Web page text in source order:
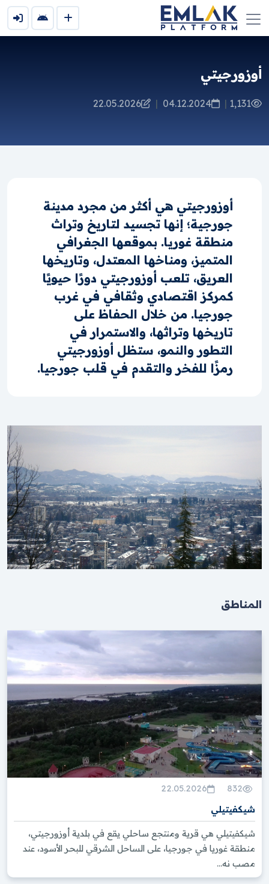
أوزورجيتي
1,131
|
04.12.2024
|
22.05.2026
أوزورجيتي هي أكثر من مجرد مدينة
جورجية؛ إنها تجسيد لتاريخ وتراث
منطقة غوريا. بموقعها الجغرافي
المتميز، ومناخها المعتدل، وتاريخها
العريق، تلعب أوزورجيتي دورًا حيويًا
كمركز اقتصادي وثقافي في غرب
جورجيا. من خلال الحفاظ على
تاريخها وتراثها، والاستمرار في
التطور والنمو، ستظل أوزورجيتي
رمزًا للفخر والتقدم في قلب جورجيا.
المناطق
832
22.05.2026
شيكفيتيلي
شيكفيتيلي هي قرية ومنتجع ساحلي يقع في بلدية أوزورجيتي،
منطقة غوريا في جورجيا، على الساحل الشرقي للبحر الأسود، عند
مصب نه...